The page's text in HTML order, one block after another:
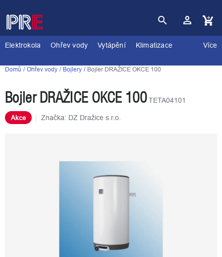
na
obsah
Nákupní
košík
Elektrokola
Ohřev vody Vytápění Klimatizace Více
Domů Ohřev vody Bojlery Bojler DRAŽICE OKCE 100
Bojler DRAŽICE OKCE 100 TETA04101
Akce Značka: DZ Dražice s.r.o.